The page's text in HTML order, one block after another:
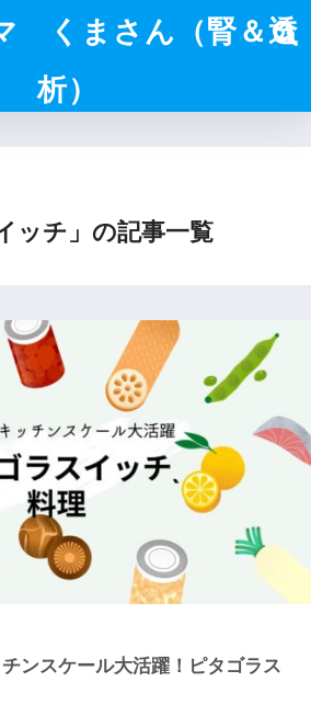
くまさん（腎＆透
析）
ッチ」の記事一覧
ンスケール大活躍！ピタゴラス